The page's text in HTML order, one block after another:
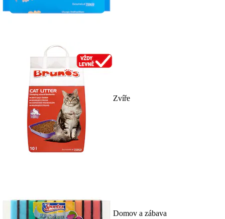
Zvíře
Domov a zábava